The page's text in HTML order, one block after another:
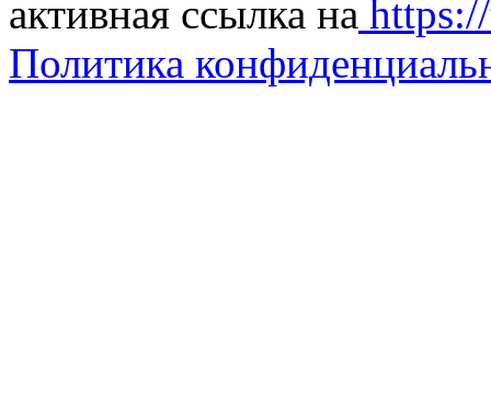
активная ссылка на
Политика